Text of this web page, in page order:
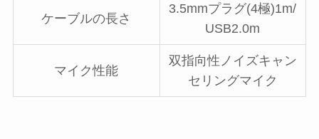
ケーブルの長さ
3.5mmプラグ(4極)1m/
USB2.0m
マイク性能
双指向性ノイズキャン
セリングマイク